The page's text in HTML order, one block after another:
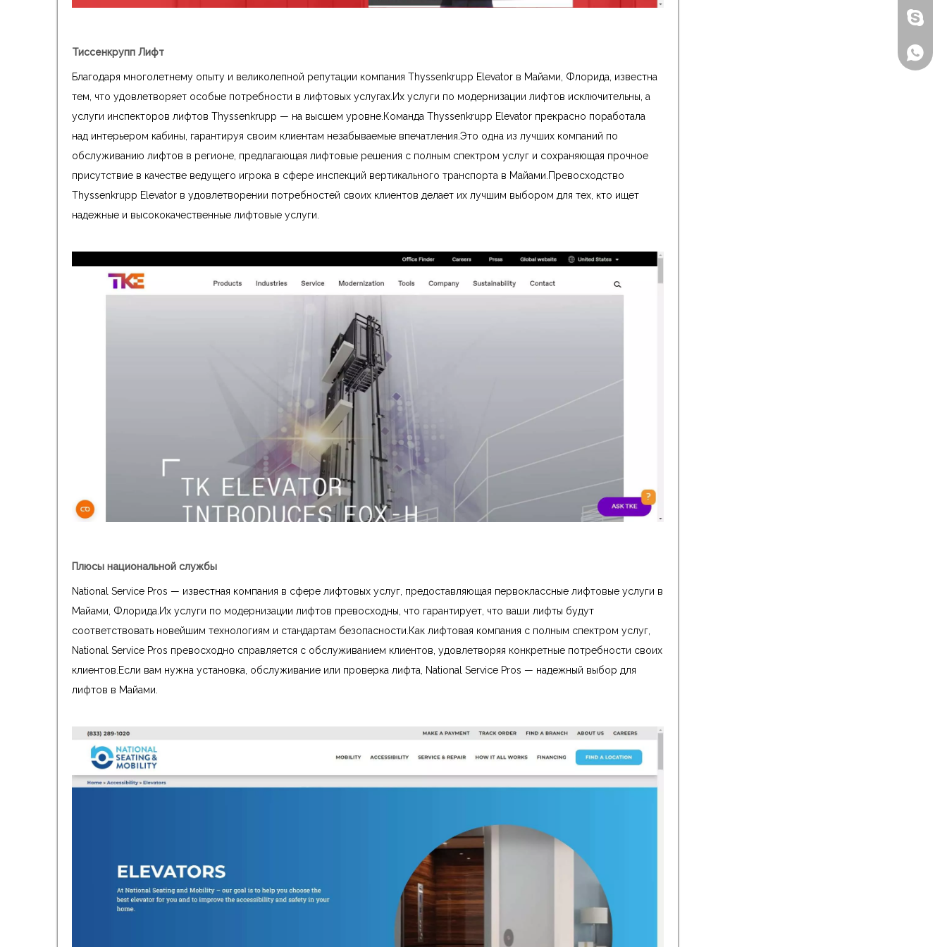
Тиссенкрупп Лифт
Благодаря многолетнему опыту и великолепной репутации компания Thyssenkrupp Elevator в Майами, Флорида, известна
тем, что удовлетворяет особые потребности в лифтовых услугах.Их услуги по модернизации лифтов исключительны, а
услуги инспекторов лифтов Thyssenkrupp — на высшем уровне.Команда Thyssenkrupp Elevator прекрасно поработала
над интерьером кабины, гарантируя своим клиентам незабываемые впечатления.Это одна из лучших компаний по
обслуживанию лифтов в регионе, предлагающая лифтовые решения с полным спектром услуг и сохраняющая прочное
присутствие в качестве ведущего игрока в сфере инспекций вертикального транспорта в Майами.Превосходство
Thyssenkrupp Elevator в удовлетворении потребностей своих клиентов делает их лучшим выбором для тех, кто ищет
надежные и высококачественные лифтовые услуги.
Плюсы национальной службы
National Service Pros — известная компания в сфере лифтовых услуг, предоставляющая первоклассные лифтовые услуги в
Майами, Флорида.Их услуги по модернизации лифтов превосходны, что гарантирует, что ваши лифты будут
соответствовать новейшим технологиям и стандартам безопасности.Как лифтовая компания с полным спектром услуг,
National Service Pros превосходно справляется с обслуживанием клиентов, удовлетворяя конкретные потребности своих
клиентов.Если вам нужна установка, обслуживание или проверка лифта, National Service Pros — надежный выбор для
лифтов в Майами.
+86-